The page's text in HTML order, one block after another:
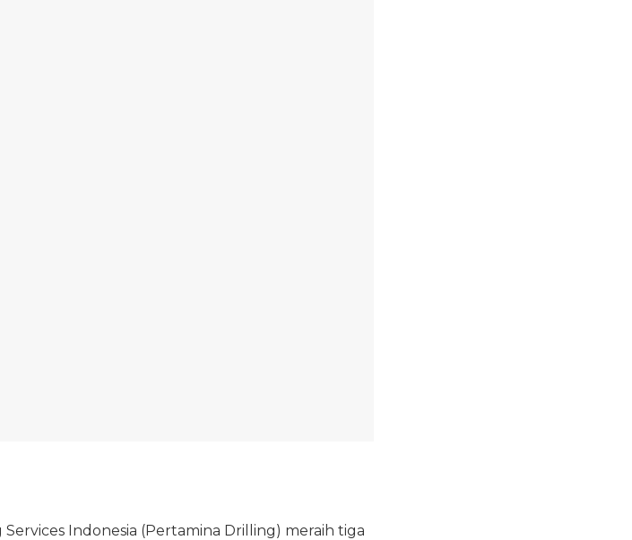
Indonesia (Pertamina Drilling) meraih tiga